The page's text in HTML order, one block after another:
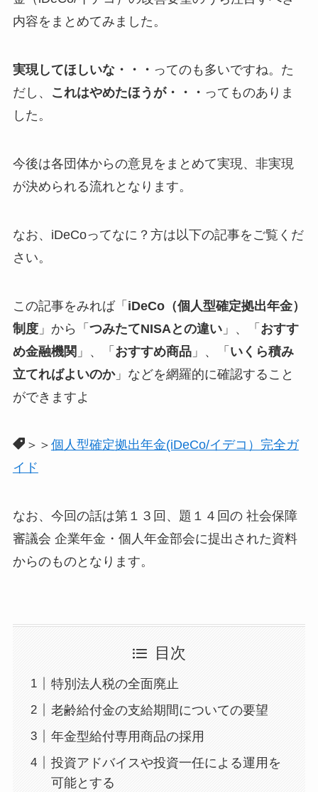
内容をまとめてみました。
実現してほしいな・・・ ってのも多いですね。た
だし、
これはやめたほうが・・・ ってものありま
した。
今後は各団体からの意見をまとめて実現、非実現
が決められる流れとなります。
なお、iDeCoってなに？方は以下の記事をご覧くだ
さい。
この記事をみれば「 iDeCo（個人型確定拠出年金）
制度」から「 つみたてNISAとの違い」、「 おすす
め金融機関 」、「 おすすめ商品」、「 いくら積み
立てればよいのか」などを網羅的に確認すること
ができますよ
＞＞ 個人型確定拠出年金(iDeCo/イデコ）完全ガ
イド
なお、今回の話は第１３回、題１４回の 社会保障
審議会 企業年金・個人年金部会に提出された資料
からのものとなります。
目次
特別法人税の全面廃止
老齢給付金の支給期間についての要望
年金型給付専用商品の採用
投資アドバイスや投資一任による運用を
可能とする